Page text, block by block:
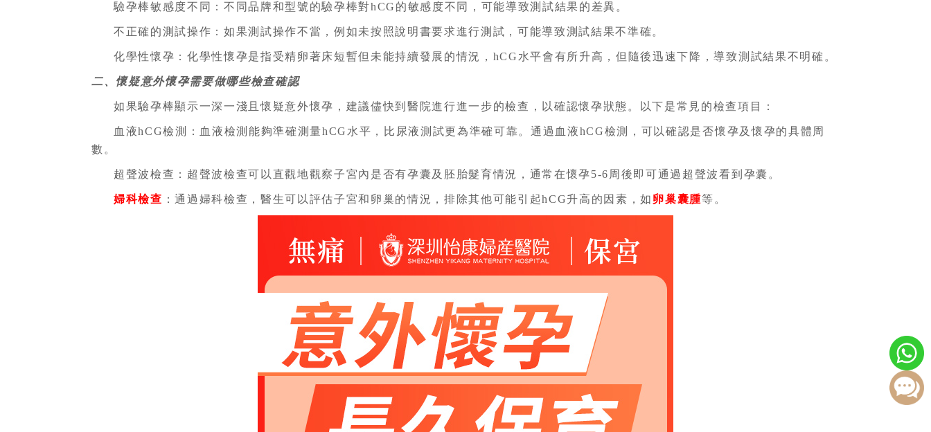
驗孕棒敏感度不同：不同品牌和型號的驗孕棒對hCG的敏感度不同，可能導致測試結果的差異。
不正確的測試操作：如果測試操作不當，例如未按照說明書要求進行測試，可能導致測試結果不準確。
化學性懷孕：化學性懷孕是指受精卵著床短暫但未能持續發展的情況，hCG水平會有所升高，但隨後迅速下降，導致測試結果不明確。
二、懷疑意外懷孕需要做哪些檢查確認
如果驗孕棒顯示一深一淺且懷疑意外懷孕，建議儘快到醫院進行進一步的檢查，以確認懷孕狀態。以下是常見的檢查項目：
血液hCG檢測：血液檢測能夠準確測量hCG水平，比尿液測試更為準確可靠。通過血液hCG檢測，可以確認是否懷孕及懷孕的具體周
數。
超聲波檢查：超聲波檢查可以直觀地觀察子宮內是否有孕囊及胚胎髮育情況，通常在懷孕5-6周後即可通過超聲波看到孕囊。
婦科檢查 ：通過婦科檢查，醫生可以評估子宮和卵巢的情況，排除其他可能引起hCG升高的因素，如 卵巢囊腫等。